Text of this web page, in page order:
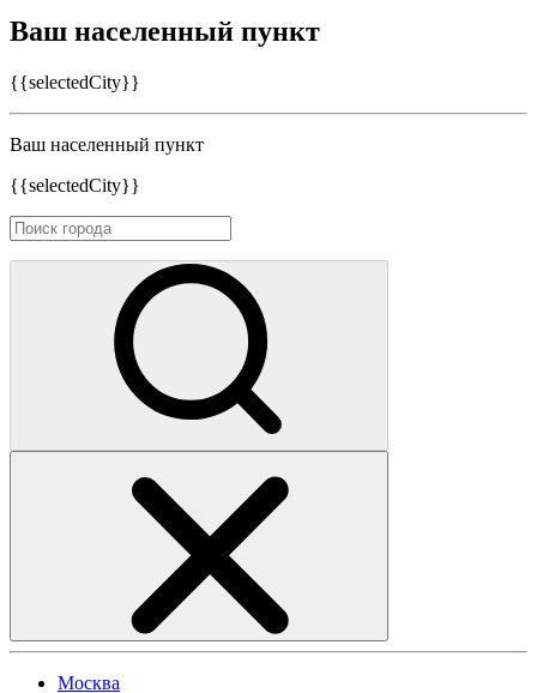
Ваш населенный пункт
{{selectedCity}}
Ваш населенный пункт
{{selectedCity}}
Москва